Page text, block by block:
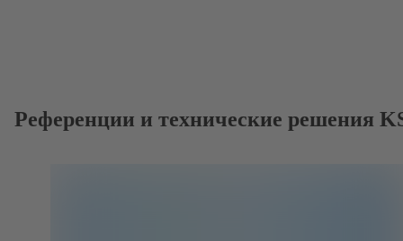
Референции и технические решения